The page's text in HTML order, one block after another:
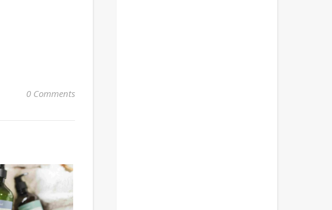
0 Comments